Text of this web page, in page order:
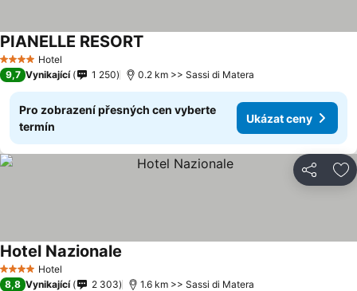
4 Počet hvězdiček
Hotel
PIANELLE RESORT
9,7 Vynikající 1 250 0.2 km >> Sassi di Matera
Pro zobrazení přesných cen vyberte
termín
Ukázat ceny
Sdílet
4 Počet hvězdiček
Hotel
Hotel Nazionale
8,8 Vynikající 2 303 1.6 km >> Sassi di Matera